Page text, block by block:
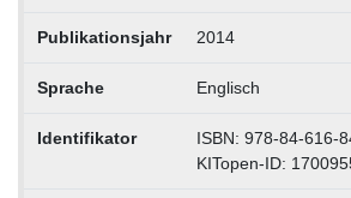
Publikationsjahr 2014
Sprache Englisch
Identifikator
ISBN: 978-84-616-
KITopen-ID: